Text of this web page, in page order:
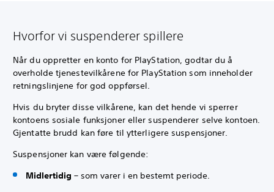
Hvorfor vi suspenderer spillere
Når du oppretter en konto for PlayStation, godtar du å
overholde tjenestevilkårene for PlayStation som inneholder
retningslinjene for god oppførsel.
Hvis du bryter disse vilkårene, kan det hende vi sperrer
kontoens sosiale funksjoner eller suspenderer selve kontoen.
Gjentatte brudd kan føre til ytterligere suspensjoner.
Suspensjoner kan være følgende:
Midlertidig – som varer i en bestemt periode.